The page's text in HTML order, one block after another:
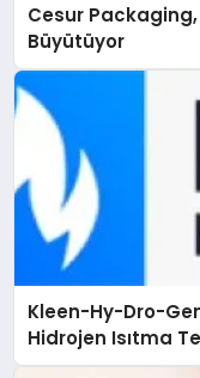
Cesur Packaging,
Büyütüyor
Kleen-Hy-Dro-
Hidrojen Isıtma
Düzenleyici